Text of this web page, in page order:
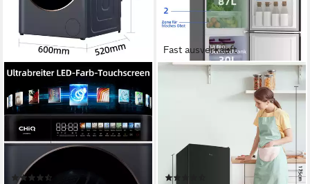
CHIQ
Waschmaschine LED-
Touchscreen CW086581AX
8 kg Kapazität Waschen
76 dB(A) Betriebsgeräusch
1400 U/min Schleuderdrehzahl
Produktdatenblatt
Fast ausverkauft
Kühl-/Gefrierkombination Low
B/H/T
30 l Kapazität Frieren